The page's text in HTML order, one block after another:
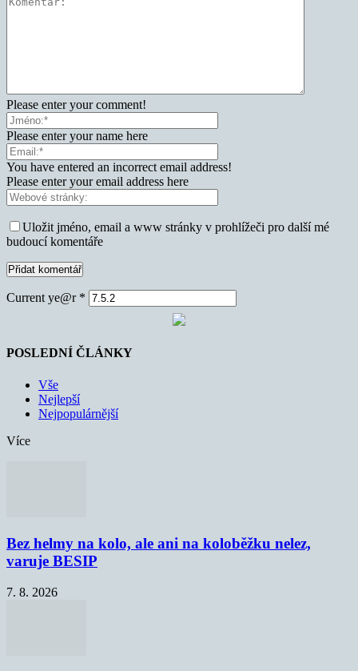
Please enter your comment!
Please enter your name here
You have entered an incorrect email address!
Please enter your email address here
Uložit jméno, email a www stránky v prohlížeči pro další mé
budoucí komentáře
Current ye@r *
POSLEDNÍ ČLÁNKY
Vše
Nejlepší
Nejpopulárnější
Více
Bez helmy na kolo, ale ani na koloběžku nelez,
varuje BESIP
7. 8. 2026